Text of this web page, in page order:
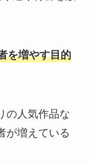
を増やす目的
の人気作品な
が増えている